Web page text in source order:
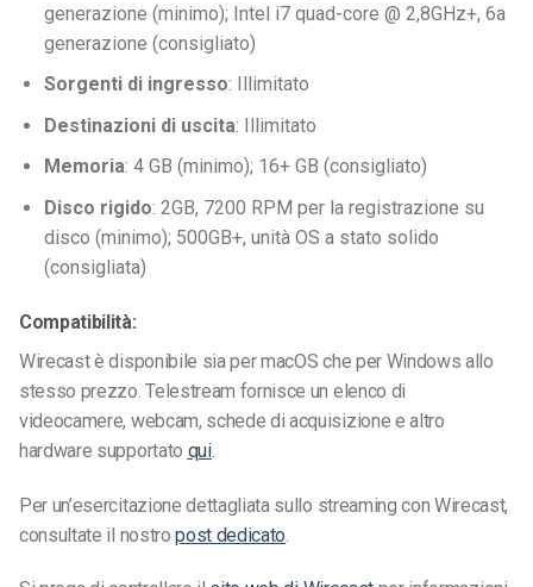
generazione (minimo); Intel i7 quad-core @ 2,8GHz+, 6a
generazione (consigliato)
Sorgenti di ingresso: Illimitato
Destinazioni di uscita: Illimitato
Memoria: 4 GB (minimo); 16+ GB (consigliato)
Disco rigido: 2GB, 7200 RPM per la registrazione su
disco (minimo); 500GB+, unità OS a stato solido
(consigliata)
Compatibilità:
Wirecast è disponibile sia per macOS che per Windows allo
stesso prezzo. Telestream fornisce un elenco di
videocamere, webcam, schede di acquisizione e altro
hardware supportato qui.
Per un’esercitazione dettagliata sullo streaming con Wirecast,
consultate il nostropost dedicato